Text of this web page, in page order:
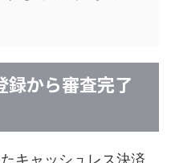
から審査完了
キャッシュレス決済